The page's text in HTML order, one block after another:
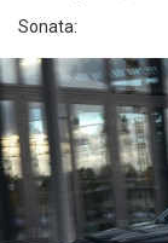
Sonata: